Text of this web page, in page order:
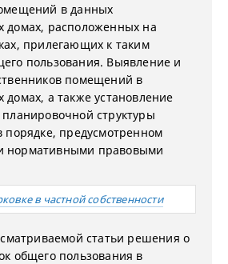
в данных
домах, расположенных на
прилегающих к таким
пользования. Выявление и
помещений в
домах, а также установление
структуры
порядке, предусмотренном
нормативными правовыми
в частной собственности
статьи решения о
общего пользования в